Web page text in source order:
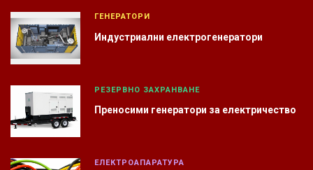
ГЕНЕРАТОРИ
Индустриални електрогенератори
РЕЗЕРВНО ЗАХРАНВАНЕ
Преносими генератори за електричество
ЕЛЕКТРОАПАРАТУРА